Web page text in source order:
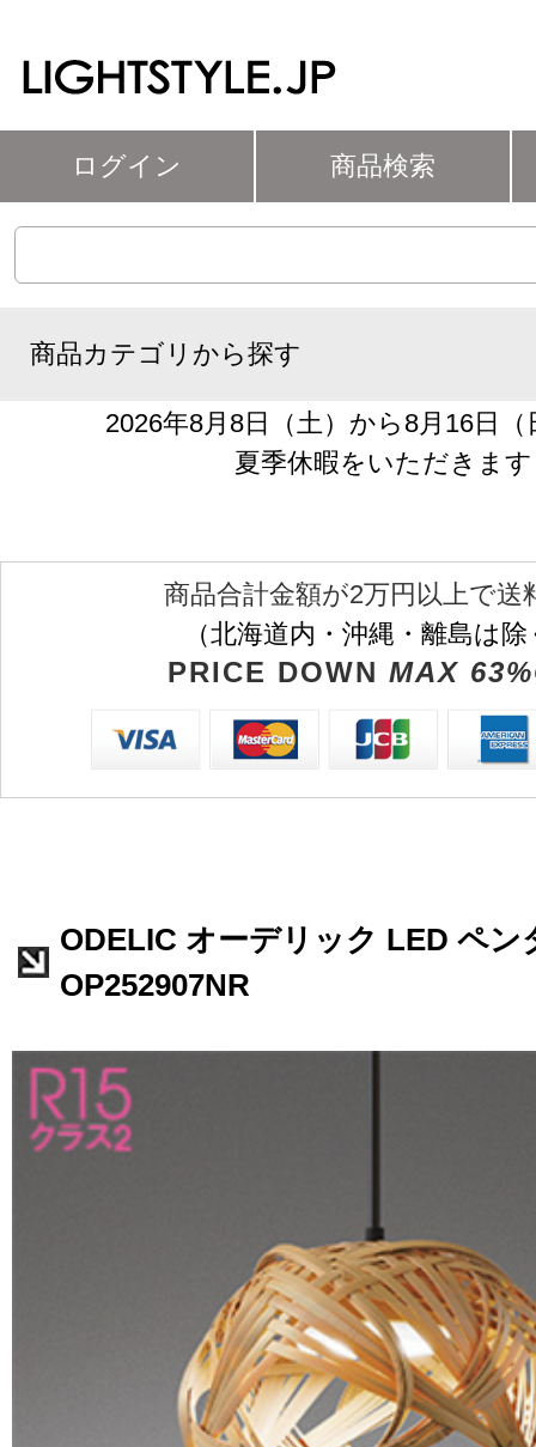
ログイン 商品検索
商品カテゴリから探す
2026年8月8日（土）から8月16日
夏季休暇をいただきます
商品合計金額が2万円以上で送
（北海道内・沖縄・離島は
PRICE DOWN MAX
ODELIC オーデリック LED ペン
OP252907NR